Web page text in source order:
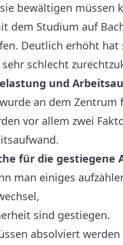
bewältigen müssen
dem Studium auf
Deutlich erhöht
schlecht
und
an dem
vor allem zwei
für die gestiegene
man einiges
sind gestiegen.
absolviert